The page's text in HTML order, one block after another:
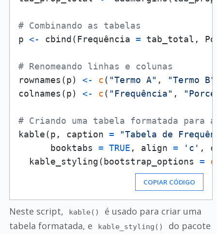
# Combinando as tabelas
p <- cbind ( Frequência = tab_total ,
# Renomeando linhas e colunas
rownames (p) <- c( "Termo A" , "Termo B"
colnames (p) <- c( "Frequência" ,
# Criando uma tabela formatada para
kable(p , caption =
"Tabela de
      booktabs
= TRUE , align = 'c' ,
  kable_styling
( bootstrap_options = c
COPIAR CÓDIGO
Neste script, kable()
é usado para criar uma
tabela formatada, e
kable_styling() do pacote